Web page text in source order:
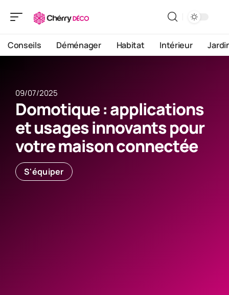
Conseils Déménager Habitat Intérieur
09/07/2025
Domotique : applications
et usages innovants pour
votre maison connectée
S'équiper